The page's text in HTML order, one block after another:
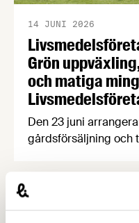
Grön
och matiga
14 JUNI 2026
Den 23 juni
gårdsförsäljning och
mingel. Den 24 juni
hållbarhet och